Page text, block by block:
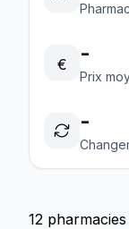
€ -
Prix
-
12